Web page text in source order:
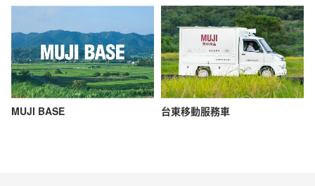
MUJI BASE 台東移動服務車